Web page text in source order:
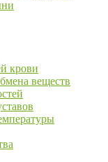
крови
веществ